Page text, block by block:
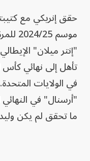
حقق إنريكي مع
"إنتر ميلان"
تأهل إلى نهائي كأس
في الولايات
"أرسنال" في
ما تحقق لم يكن